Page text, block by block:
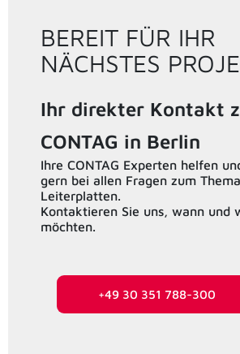
BEREIT FÜR IHR
NÄCHSTES
Ihr direkter Kontakt
CONTAG in Berlin
Ihre CONTAG Experten helfen
gern bei allen Fragen zum Thema
Leiterplatten.
Kontaktieren Sie uns, wann und
möchten.
+49 30 351 788-300